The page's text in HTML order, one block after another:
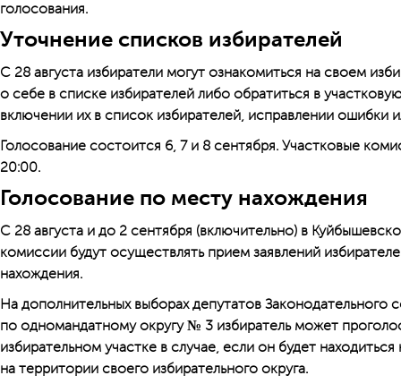
голосования.
Уточнение списков избирателей
С 28 августа избиратели могут ознакомиться на своем
о себе в списке избирателей либо обратиться в
включении их в список избирателей, исправлении ошибки
Голосование состоится 6, 7 и 8 сентября. Участковые
20:00.
Голосование по месту нахождения
С 28 августа и до 2 сентября (включительно) в
комиссии будут осуществлять прием заявлений
нахождения.
На дополнительных выборах депутатов
по одномандатному округу № 3 избиратель может
избирательном участке в случае, если он будет
на территории своего избирательного округа.